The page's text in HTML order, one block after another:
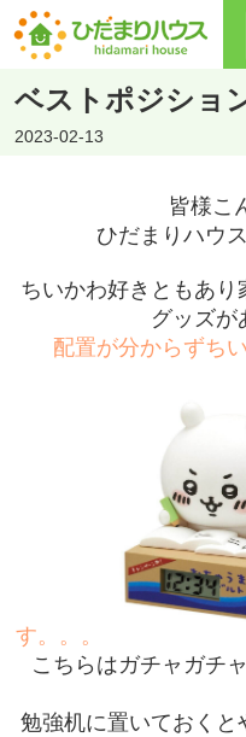
ベストポジショ
2023-02-13
皆様こ
ひだまりハウ
ちいかわ好きともあ
グッズが
配置が分からずち
す。。。
こちらはガチャガチ
勉強机に置いておくと